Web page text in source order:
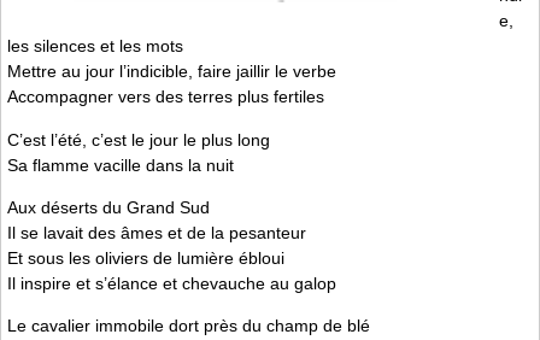
e,
les silences et les mots
Mettre au jour l’indicible, faire jaillir le verbe
Accompagner vers des terres plus fertiles
C’est l’été, c’est le jour le plus long
Sa flamme vacille dans la nuit
Aux déserts du Grand Sud
Il se lavait des âmes et de la pesanteur
Et sous les oliviers de lumière ébloui
Il inspire et s’élance et chevauche au galop
Le cavalier immobile dort près du champ de blé